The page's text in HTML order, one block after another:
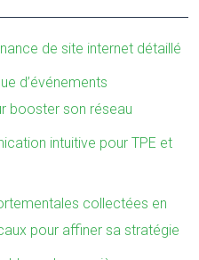
de site internet détaillé
d’événements
booster son réseau
intuitive pour TPE et
collectées en
pour affiner sa stratégie